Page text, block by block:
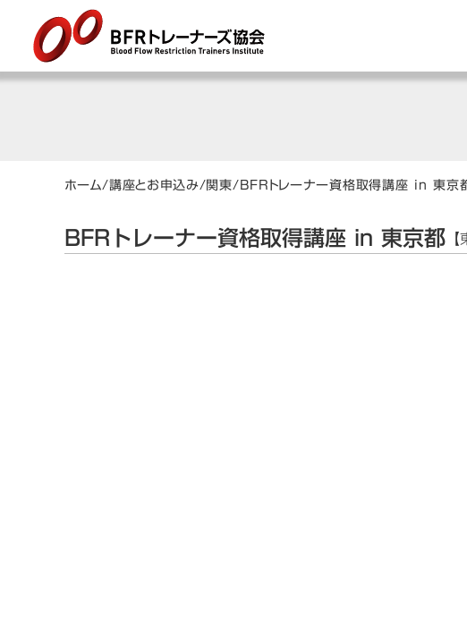
ホーム/講座とお申込み/関東/BFRトレーナー資格取得講座 in 東京
BFRトレーナー資格取得講座 in 東京都